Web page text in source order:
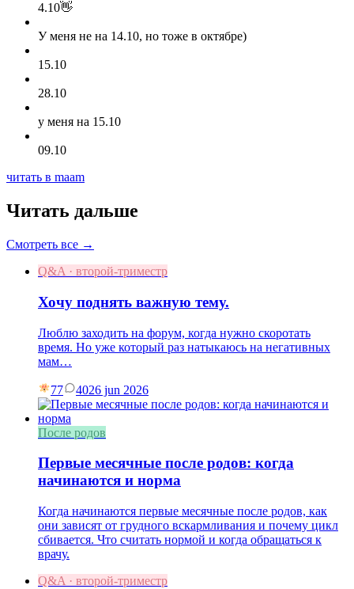
4.10👋
У меня не на 14.10, но тоже в октябре)
15.10
28.10
у меня на 15.10
09.10
читать в maam
Читать дальше
Смотреть все →
Q&A · второй-триместр
Хочу поднять важную тему.
Люблю заходить на форум, когда нужно скоротать
время. Но уже который раз натыкаюсь на негативных
мам…
77 4026 jun 2026
После родов
Первые месячные после родов: когда
начинаются и норма
Когда начинаются первые месячные после родов, как
они зависят от грудного вскармливания и почему цикл
сбивается. Что считать нормой и когда обращаться к
врачу.
Q&A · второй-триместр